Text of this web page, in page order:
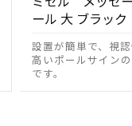
ール 大 ブラック
設置が簡単で、視
高いポールサイン
です。